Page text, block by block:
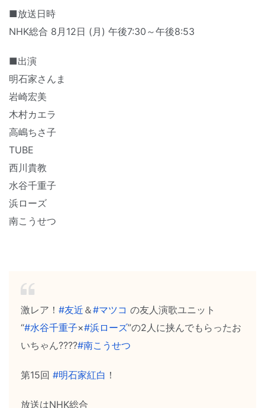
■放送日時
NHK総合 8月12日 (月) 午後7:30～午後8:53
■出演
明石家さんま
岩崎宏美
木村カエラ
高嶋ちさ子
TUBE
西川貴教
水谷千重子
浜ローズ
南こうせつ
激レア！ #友近 ＆#マツコ の友人演歌ユニット
“#水谷千重子×#浜ローズ”の2人に挟んでもらったお
いちゃん????#南こうせつ
第15回 #明石家紅白 ！
放送はNHK総合